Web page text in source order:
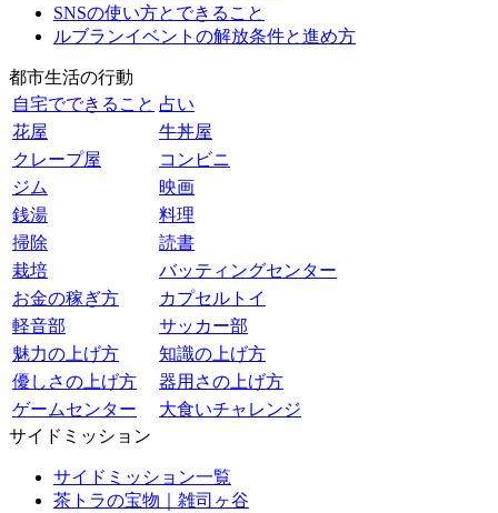
SNSの使い方とできること
ルブランイベントの解放条件と進め方
都市生活の行動
自宅でできること 占い
花屋
牛丼屋
クレープ屋
コンビニ
ジム
映画
銭湯
料理
掃除
読書
栽培
バッティングセンター
お金の稼ぎ方
カプセルトイ
軽音部
サッカー部
魅力の上げ方
知識の上げ方
優しさの上げ方
器用さの上げ方
ゲームセンター
大食いチャレンジ
サイドミッション
サイドミッション一覧
茶トラの宝物｜雑司ヶ谷